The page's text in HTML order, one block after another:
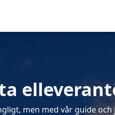
men med vår guide